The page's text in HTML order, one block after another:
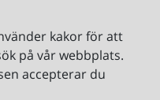
kakor för att
på vår webbplats.
accepterar du